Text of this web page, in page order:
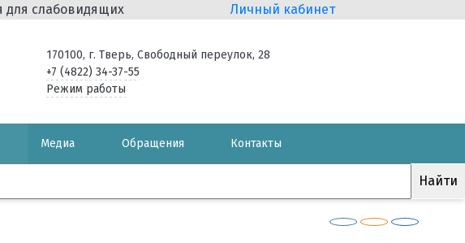
для слабовидящих Личный кабинет
170100, г. Тверь, Свободный переулок, 28
+7 (4822) 34-37-55
Режим работы
Медиа Обращения Контакты